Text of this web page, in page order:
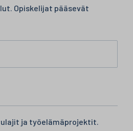
Opiskelijat pääsevät
ja työelämäprojektit.